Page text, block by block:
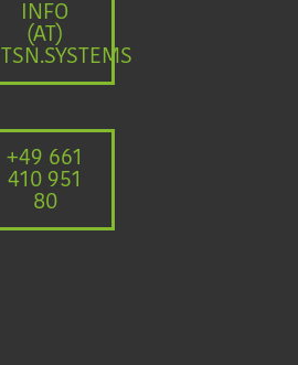
INFO
(AT)
TSN.SYSTEMS
+49 661
410 951
80